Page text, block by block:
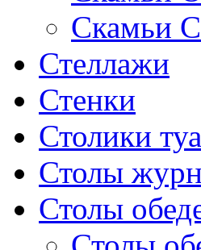
Скамьи
Стеллажи
Стенки
Столики
Столы
Столы